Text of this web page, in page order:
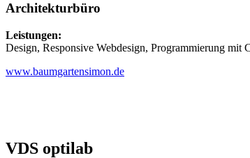
Architekturbüro
Leistungen:
Design, Responsive Webdesign, Programmierung mit
www.baumgartensimon.de
VDS optilab